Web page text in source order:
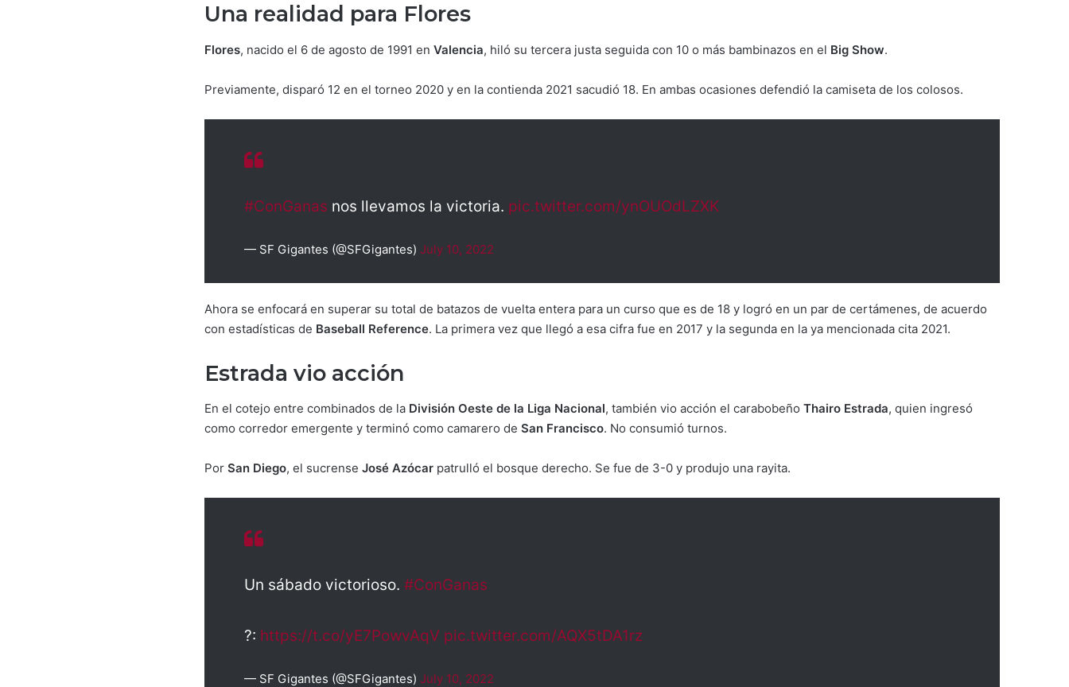
Una realidad para Flores
Flores, nacido el 6 de agosto de 1991 en Valencia, hiló su tercera justa seguida con 10 o más bambinazos en el Big Show.
Previamente, disparó 12 en el torneo 2020 y en la contienda 2021 sacudió 18. En ambas ocasiones defendió la camiseta de los colosos.
#ConGanas nos llevamos la victoria. pic.twitter.com/ynOUOdLZXK
— SF Gigantes (@SFGigantes) July 10, 2022
Ahora se enfocará en superar su total de batazos de vuelta entera para un curso que es de 18 y logró en un par de certámenes, de acuerdo
con estadísticas de Baseball Reference. La primera vez que llegó a esa cifra fue en 2017 y la segunda en la ya mencionada cita 2021.
Estrada vio acción
En el cotejo entre combinados de la División Oeste de la Liga Nacional, también vio acción el carabobeño Thairo Estrada, quien ingresó
como corredor emergente y terminó como camarero de San Francisco. No consumió turnos.
Por San Diego, el sucrense José Azócar patrulló el bosque derecho. Se fue de 3-0 y produjo una rayita.
Un sábado victorioso. #ConGanas
?: https://t.co/yE7PowvAqV pic.twitter.com/AQX5tDA1rz
— SF Gigantes (@SFGigantes) July 10, 2022